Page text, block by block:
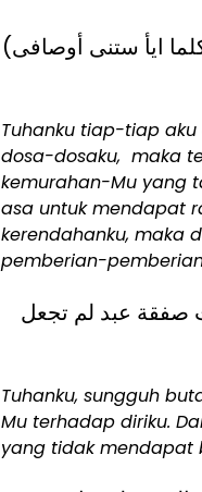
(الهى كلما اخرسنى لؤمى انطقنى كرمك، وكلما ايأ ستنى أوصافى
Tuhanku tiap-tiap
dosa-dosaku, maka
kemurahan-Mu yang
asa untuk mendapat
kerendahanku, maka
pemberian-
صفقة عبد لم تجعل
Tuhanku, sungguh
Mu terhadap diriku.
yang tidak mendapat